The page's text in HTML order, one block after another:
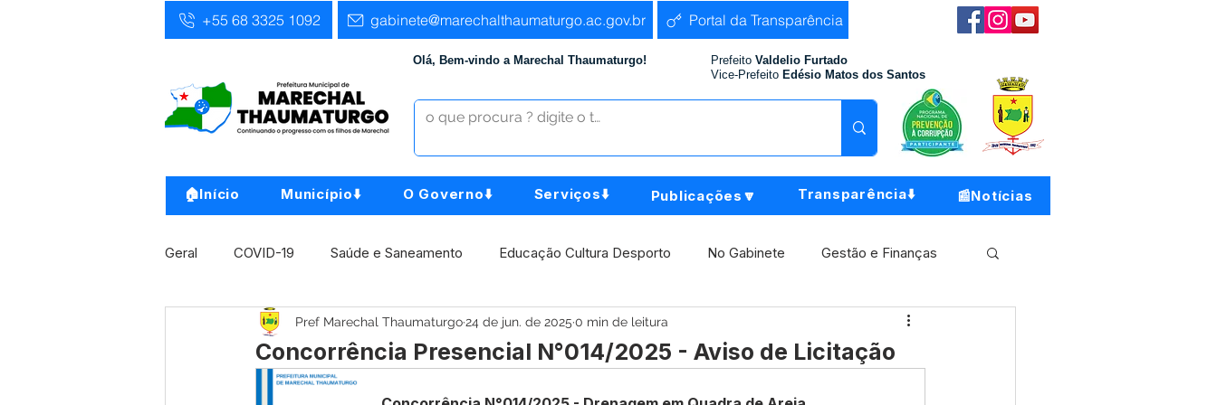
+55 68 3325 1092 gabinete@marechalthaumaturgo.ac.gov.br Portal da Transparência
Olá, Bem-vindo a Marechal Thaumaturgo! Prefeito Valdelio Furtado
Vice-Prefeito Edésio Matos dos Santos
🏠Início Município⬇️ O Governo⬇️ Serviços⬇️ Publicações🔽 Transparência⬇️ 📰Notícias
Geral COVID-19 Saúde e Saneamento Educação Cultura Desporto No Gabinete Gestão e Finanças
Infra, Obra e Transporte Assistência Social Comunidade Agricultura e Produção Meio Ambiente
Comunicado Institucional e Governo Políticas Públicas Aniversário do Município
Concorrência Presencial N°014/2025 - Aviso de Licitação
Pref Marechal Thaumaturgo24 de jun. de 2025 0 min de leitura